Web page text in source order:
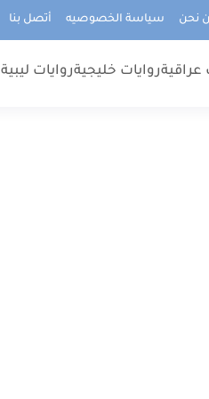
نحن سياسة الخصوصيه أتصل بنا
عراقيةروايات خليجيةروايات ليبية